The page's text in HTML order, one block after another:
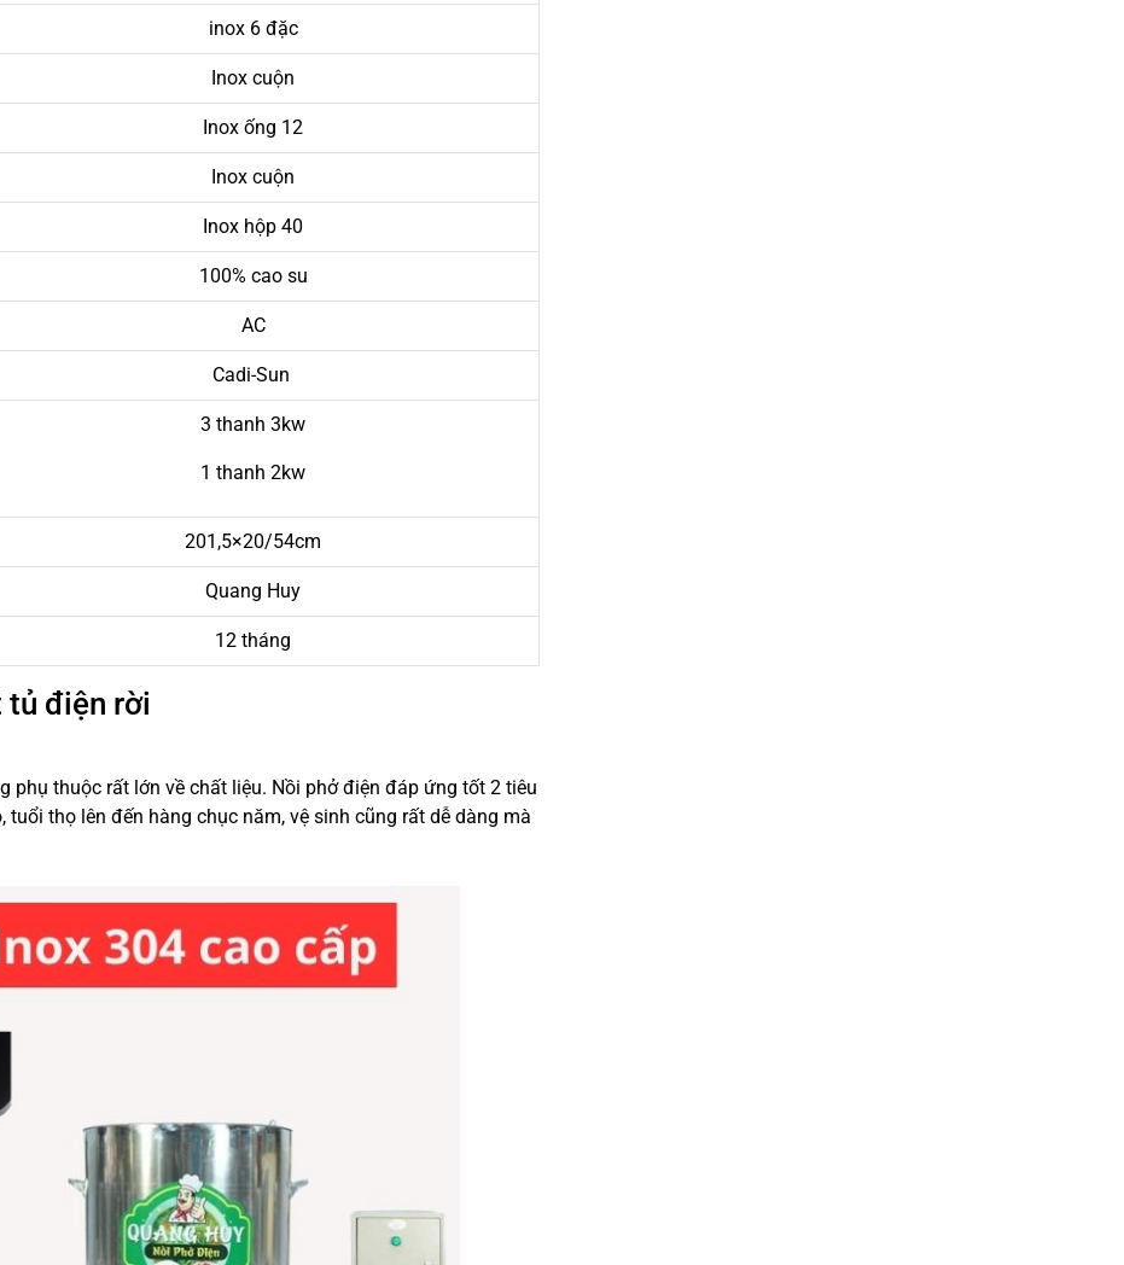
inox 6 đặc
Inox cuộn
Inox ống 12
Inox cuộn
Inox hộp 40
100% cao su
AC
Cadi-Sun
3 thanh 3kw
1 thanh 2kw
201,5×20/54cm
Quang Huy
12 tháng
điện rời
phụ thuộc rất lớn về chất liệu. Nồi phở điện đáp ứng tốt 2 tiêu
thọ lên đến hàng chục năm, vệ sinh cũng rất dễ dàng mà